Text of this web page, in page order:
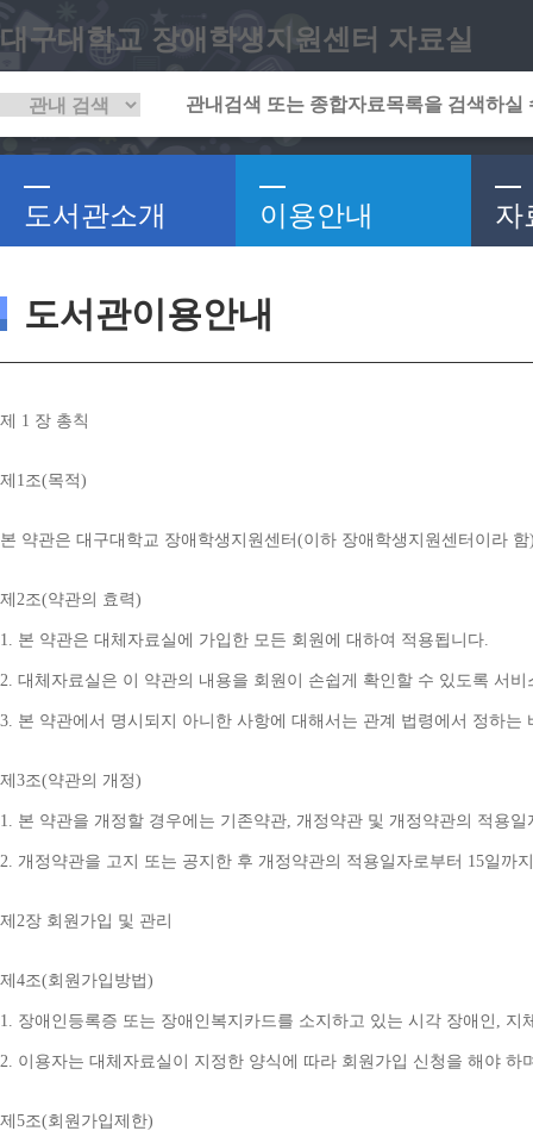
대구대학교 장애학생지원센터 자료실
도서관소개 이용안내 자
도서관이용안내
제 1 장 총칙
제 1조(목적)
본 약관은 대구대학교 장애학생지원센터 (이하 장애학생지원센터이라 함
제 2조(약관의 효력)
1. 본 약관은 대체자료실에 가입한 모든 회원에 대하여 적용됩니다.
2. 대체자료실은 이 약관의 내용을 회원이 손쉽게 확인할 수 있도록 서
3. 본 약관에서 명시되지 아니한 사항에 대해서는 관계 법령에서 정하는
제 3조(약관의 개정)
1. 본 약관을 개정할 경우에는 기존약관, 개정약관 및 개정약관의 적용
2. 개정약관을 고지 또는 공지한 후 개정약관의 적용일자로부터 15일까
제 2장 회원가입 및 관리
제 4조(회원가입방법)
1. 장애인등록증 또는 장애인복지카드를 소지하고 있는 시각 장애인 , 지
2. 이용자는 대체자료실이 지정한 양식에 따라 회원가입 신청을 해야 하
제 5조(회원가입제한)